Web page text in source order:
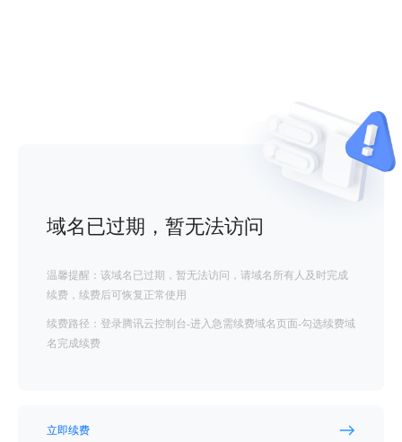
域名已过期，暂无法访问
温馨提醒：该域名已过期，暂无法访问，请域名所有人及时完成
续费，续费后可恢复正常使用
续费路径：登录腾讯云控制台-进入急需续费域名页面-勾选续费域
名完成续费
立即续费